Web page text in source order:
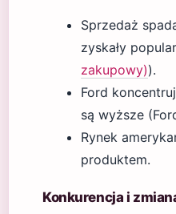
Sprzedaż
zyskały
zakupowy)).
Ford
są wyższe
Rynek
produktem.
Konkurencja i